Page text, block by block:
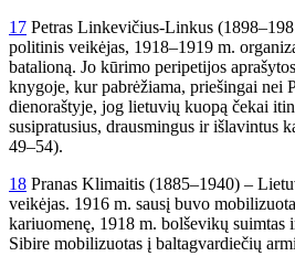
17 Petras Linkevičius-Linkus
politinis veikėjas, 1918–1919 m.
batalioną. Jo kūrimo peripetijos
knygoje, kur pabrėžiama, priešingai nei
dienoraštyje, jog lietuvių kuopą čekai
susipratusius, drausmingus ir išlavintus
49–54).
18 Pranas Klimaitis (1885–1940) –
veikėjas. 1916 m. sausį buvo
kariuomenę, 1918 m. bolševikų suimtas
Sibire mobilizuotas į baltagvardiečių